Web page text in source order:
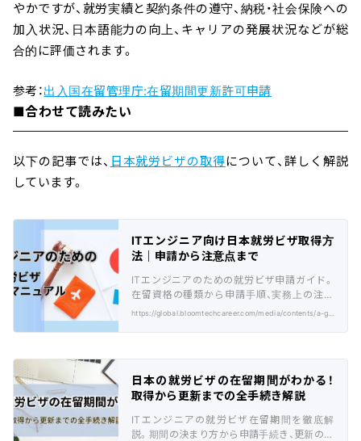
やかですが、就労実績と契約条件の遵守、納税・社会保険への
加入状況、日本語能力の向上、キャリアの発展状況などが総
合的に評価されます。
参考：出入国在留管理庁:在留期間更新許可申請
■合わせて読みたい
以下の記事では、 日本就労ビザの取得について、詳しく解説
しています。
ITエンジニア向け日本就労ビザ取得方
法｜申請から注意点まで
ITエンジニアのための就労ビザ申請ガイド。
在留資格の種類から申請手順、実務上の注意
点まで、実践的な情報を徹底解説します。
https://global.bloomtechcareer.com/media/contents/a-guide-to-obtaining-a-japanese-work-visa-for-it-engineers/
日本の就労ビザの在留期間がわかる！
取得から更新までの全手続き解説
ITエンジニアの就労ビザ在留期間を徹底解
説。期間の決まり方から申請手続き、更新のポ